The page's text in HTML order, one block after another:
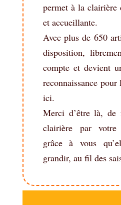
permet à la clairière
et accueillante.
Avec plus de 650
disposition,
compte et devient
reconnaissance
ici.
Merci d’être là, de
clairière par votre
grâce à vous
grandir, au fil des